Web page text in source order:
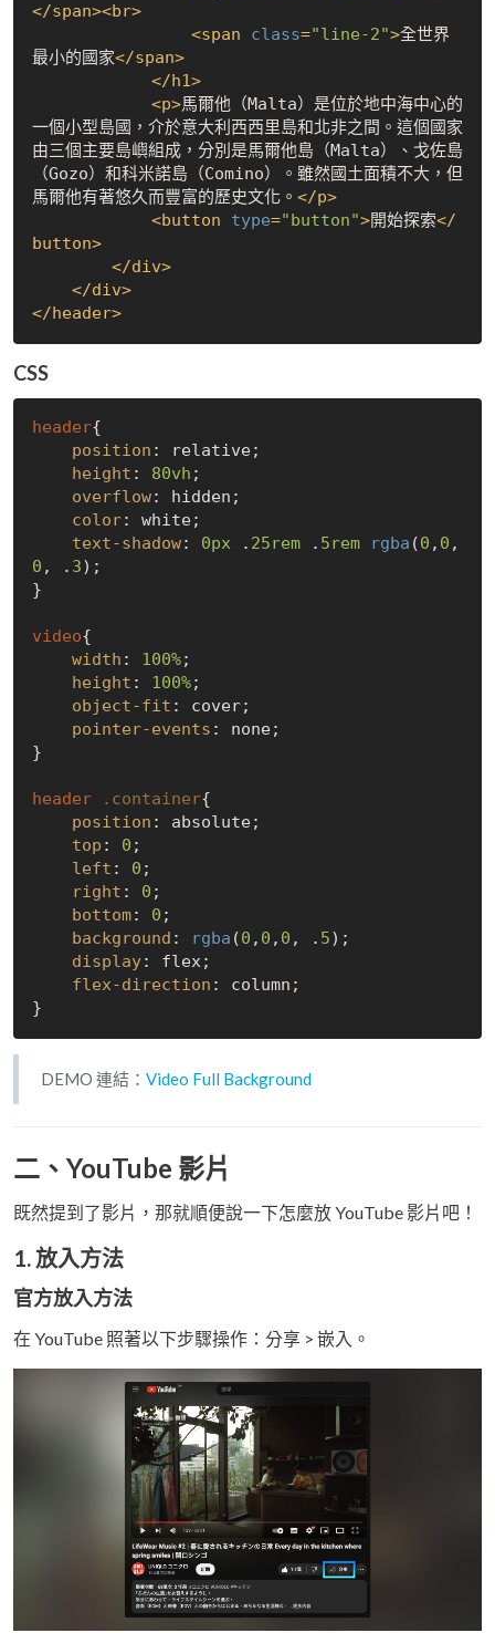
</span><br>
<span class="line-2">全世界
最小的國家</span>
</h1>
<p>馬爾他（Malta）是位於地中海中心的
一個小型島國，介於意大利西西里島和北非之間。這個國家
由三個主要島嶼組成，分別是馬爾他島（Malta）、戈佐島
（Gozo）和科米諾島（Comino）。雖然國土面積不大，但
馬爾他有著悠久而豐富的歷史文化。 </p>
<button type="button">開始探索</
button>
</div>
</div>
</header>
CSS
header{
position : relative;
height : 80vh ;
overflow: hidden;
color: white;
text-shadow: 0px . 25rem . 5rem rgba (0 , 0 ,
0 , . 3);
}
video{
width : 100%;
height : 100%;
object-fit : cover;
pointer-events : none;
}
header .container{
position : absolute;
top : 0 ;
left : 0 ;
right : 0 ;
bottom: 0 ;
background : rgba (0 , 0 , 0 , . 5);
display: flex;
flex-direction : column;
DEMO 連結： Video Full Background
二、YouTube 影片
既然提到了影片，那就順便說一下怎麼放 YouTube 影片吧！
1. 放入方法
官方放入方法
在 YouTube 照著以下步驟操作：分享 > 嵌入。